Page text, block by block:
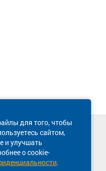
для того, чтобы
сайтом,
и улучшать
о cookie-
.
сайта
03-38